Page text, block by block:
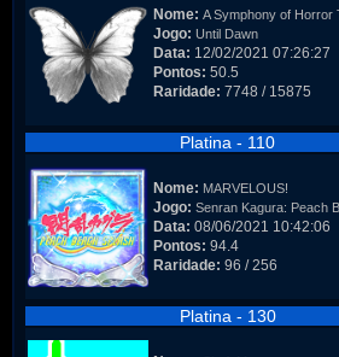
Nome: A Symphony of Horror
Jogo: Until Dawn
Data: 12/02/2021 07:26:27
Pontos: 50.5
Raridade: 7748 / 15875
Platina - 110
Nome: MARVELOUS!
Jogo: Senran Kagura: Peach
Data: 08/06/2021 10:42:06
Pontos: 94.4
Raridade: 96 / 256
Platina - 130